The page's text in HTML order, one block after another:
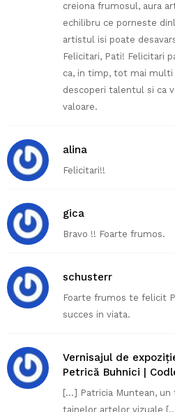
creiona frumosul, aura
echilibru ce porneste
artistul isi poate
Felicitari, Pati! Felicitari
ca, in timp, tot mai multi
descoperi talentul si ca
valoare.
alina
Felicitari!!
gica
Bravo !! Foarte frumos.
schusterr
Foarte frumos te felicit
succes in viata.
Vernisajul de
Petrică Buhnici |
[…] Patricia Muntean, un
tainelor artelor vizuale